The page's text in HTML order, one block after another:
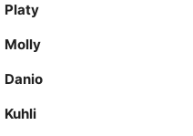
Platy
Molly
Danio
Kuhli